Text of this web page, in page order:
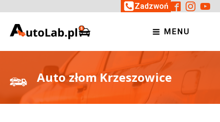
Zadzwoń
MENU
Auto złom Krzeszowice